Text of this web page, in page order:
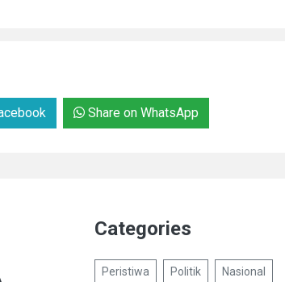
Share on WhatsApp
Categories
Peristiwa Politik Nasional